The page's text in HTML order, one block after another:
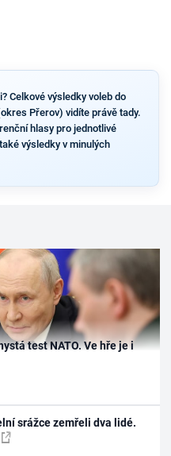
Celkové výsledky voleb do
Přerov) vidíte právě tady.
hlasy pro jednotlivé
výsledky v minulých
test NATO. Ve hře je i
srážce zemřeli dva lidé.